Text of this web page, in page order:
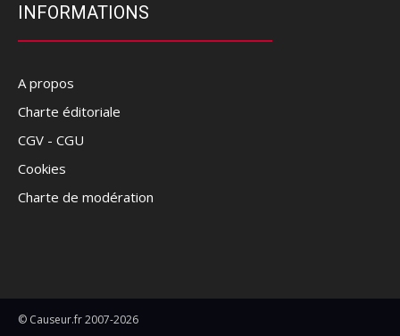
INFORMATIONS
A propos
Charte éditoriale
CGV - CGU
Cookies
Charte de modération
© Causeur.fr 2007-2026